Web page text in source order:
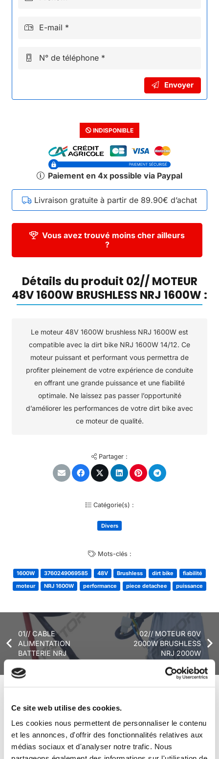
Ce site web utilise des cookies.
Les cookies nous permettent de personnaliser le contenu
et les annonces, d'offrir des fonctionnalités relatives aux
médias sociaux et d'analyser notre trafic. Nous
E-mail *
N° de téléphone *
Envoyer
INDISPONIBLE
Paiement en 4x possible via Paypal
Livraison gratuite à partir de 89.90€ d’achat
Vous avez trouvé moins cher ailleurs
?
Détails du produit 02// MOTEUR
48V 1600W BRUSHLESS NRJ 1600W :
Le moteur 48V 1600W brushless NRJ 1600W est
compatible avec la dirt bike NRJ 1600W 14/12. Ce
moteur puissant et performant vous permettra de
profiter pleinement de votre expérience de conduite
en offrant une grande puissance et une fiabilité
optimale. Ne laissez pas passer l’opportunité
d’améliorer les performances de votre dirt bike avec
ce moteur de qualité.
Partager :
Catégorie(s) :
Divers
Mots-clés :
1600W 3760249069585 48V Brushless dirt bike
fiabilité
moteur
NRJ 1600W performance piece detachee puissance
01// CABLE
ALIMENTATION
BATTERIE NRJ
02// MOTEUR 60V
2000W BRUSHLESS
NRJ 2000W
Véhicules complets